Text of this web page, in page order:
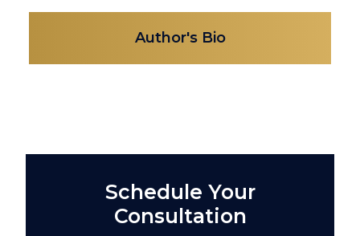
Author's Bio
Schedule Your
Consultation